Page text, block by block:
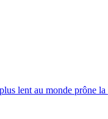
lent au monde prône